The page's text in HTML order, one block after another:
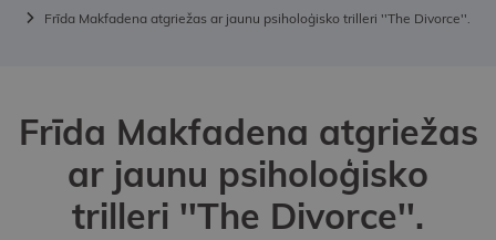
Frīda Makfadena atgriežas ar jaunu psiholoģisko trilleri ''The Divorce''.
Frīda Makfadena atgriežas
ar jaunu psiholoģisko
trilleri ''The Divorce''.